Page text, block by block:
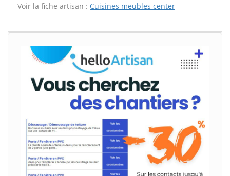
Voir la fiche artisan : Cuisines meubles center